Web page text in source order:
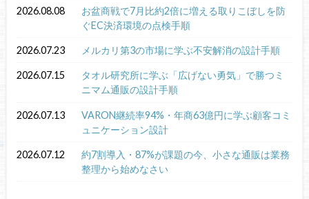
2026.08.08
お盆商戦で7月比約2倍に増える取りこぼしを防
ぐEC決済環境の点検手順
2026.07.23 メルカリ第3の市場に学ぶ不安解消の設計手順
2026.07.15
タオル研究所に学ぶ「広げない勇気」で勝つミ
ニマム通販の設計手順
2026.07.13
VARON継続率94%・年商63億円に学ぶ顧客コミ
ュニケーション設計
2026.07.12
約7割導入・87%が課題の今、小さな通販は業務
整理から始めなさい